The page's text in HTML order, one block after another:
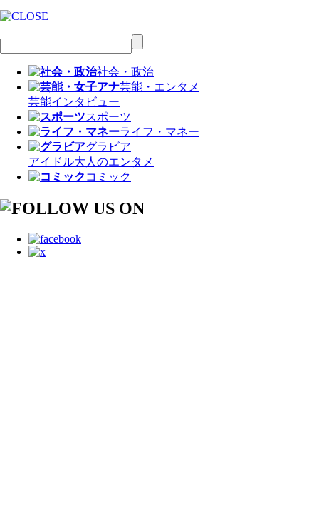
社会・政治
芸能・エンタメ
芸能インタビュー
スポーツ
ライフ・マネー
グラビア
アイドル大人のエンタメ
コミック